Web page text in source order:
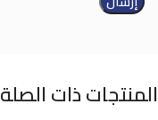
المنتجات ذات الصلة